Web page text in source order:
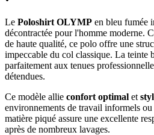
Le Poloshirt OLYMP en bleu fumée
décontractée pour l'homme moderne.
de haute qualité, ce polo offre une
impeccable du col classique. La teinte
parfaitement aux tenues
détendues.
Ce modèle allie confort optimal et
environnements de travail informels
matière piqué assure une excellente
après de nombreux lavages.